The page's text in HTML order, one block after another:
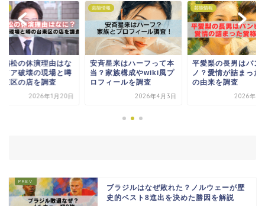
鶴松の休演理由はな
ドア破壊の現場と噂
東区の店を調査
2026年1月20日
芸能情報
安斉星来はハーフって本
当？家族構成やwiki風プ
ロフィールを調査
2026年4月3日
芸能情報
平愛梨の長男はバン
ノ？愛情が詰まった
の由来を調査
2026年5
ブラジルはなぜ敗れた？ノルウェーが歴
史的ベスト8進出を決めた勝因を解説